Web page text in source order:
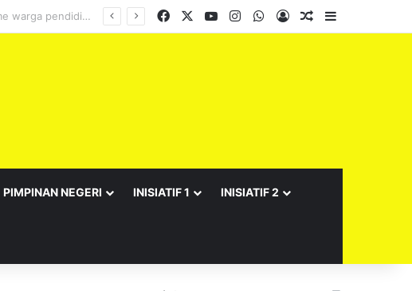
Facebook YouTubeInstagramWhatsApp
Log InRandom Article
PIMPINAN NEGERI INISIATIF 1 INISIATIF 2